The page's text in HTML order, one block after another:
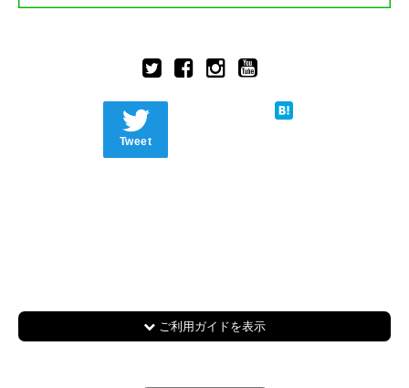
Tweet
ご利用ガイドを表示